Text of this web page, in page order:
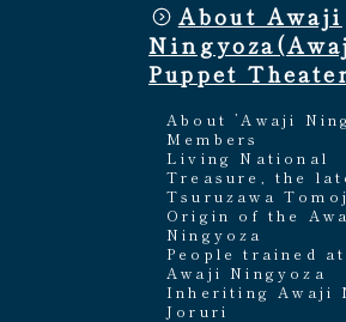
About Awaji
Puppet
About ’Awaji
Members
Living National
Treasure, the
Tsuruzawa
Origin of the
Ningyoza
People trained
Awaji Ningyoza
Inheriting Awaji
Joruri